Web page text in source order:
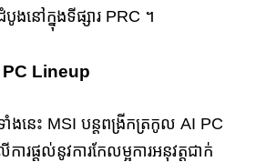
នៅក្នុងទីផ្សារ PRC ។
PC Lineup
នេះ MSI បន្តពង្រីកត្រកូល AI PC
រផ្តល់នូវការកែលម្អការអនុវត្តជាក់